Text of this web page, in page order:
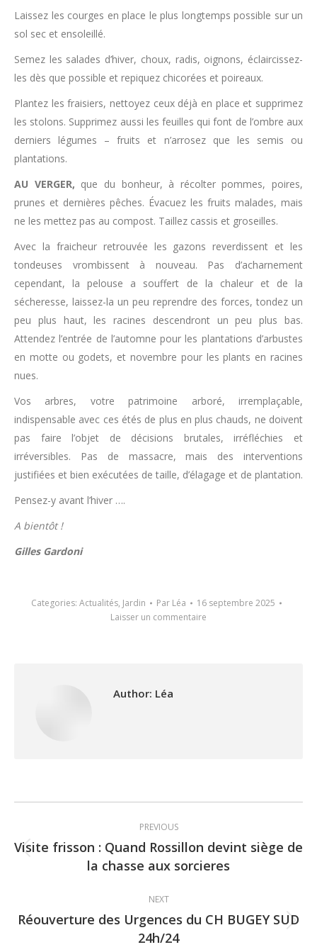
Laissez les courges en place le plus longtemps possible sur un
sol sec et ensoleillé.
Semez les salades d’hiver, choux, radis, oignons, éclaircissez-
les dès que possible et repiquez chicorées et poireaux.
Plantez les fraisiers, nettoyez ceux déjà en place et supprimez
les stolons. Supprimez aussi les feuilles qui font de l’ombre aux
derniers légumes – fruits et n’arrosez que les semis ou
plantations.
AU VERGER, que du bonheur, à récolter pommes, poires,
prunes et dernières pêches. Évacuez les fruits malades, mais
ne les mettez pas au compost. Taillez cassis et groseilles.
Avec la fraicheur retrouvée les gazons reverdissent et les
tondeuses vrombissent à nouveau. Pas d’acharnement
cependant, la pelouse a souffert de la chaleur et de la
sécheresse, laissez-la un peu reprendre des forces, tondez un
peu plus haut, les racines descendront un peu plus bas.
Attendez l’entrée de l’automne pour les plantations d’arbustes
en motte ou godets, et novembre pour les plants en racines
nues.
Vos arbres, votre patrimoine arboré, irremplaçable,
indispensable avec ces étés de plus en plus chauds, ne doivent
pas faire l’objet de décisions brutales, irréfléchies et
irréversibles. Pas de massacre, mais des interventions
justifiées et bien exécutées de taille, d’élagage et de plantation.
Pensez-y avant l’hiver ….
A bientôt !
Gilles Gardoni
Categories: Actualités, Jardin Par Léa
16 septembre 2025
Laisser un commentaire
Author: Léa
navigation
PREVIOUS
Previous
post:
Visite frisson : Quand Rossillon devint siège de
la chasse aux sorcieres
NEXT
Next
post:
Réouverture des Urgences du CH BUGEY SUD
24h/24